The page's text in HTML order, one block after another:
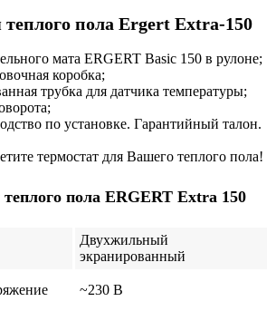
пола Ergert Extra-150
мата ERGERT Basic 150 в рулоне;
коробка;
трубка для датчика температуры;
по установке. Гарантийный талон.
термостат для Вашего теплого пола!
пола ERGERT Extra 150
Двухжильный
экранированный
~230 В